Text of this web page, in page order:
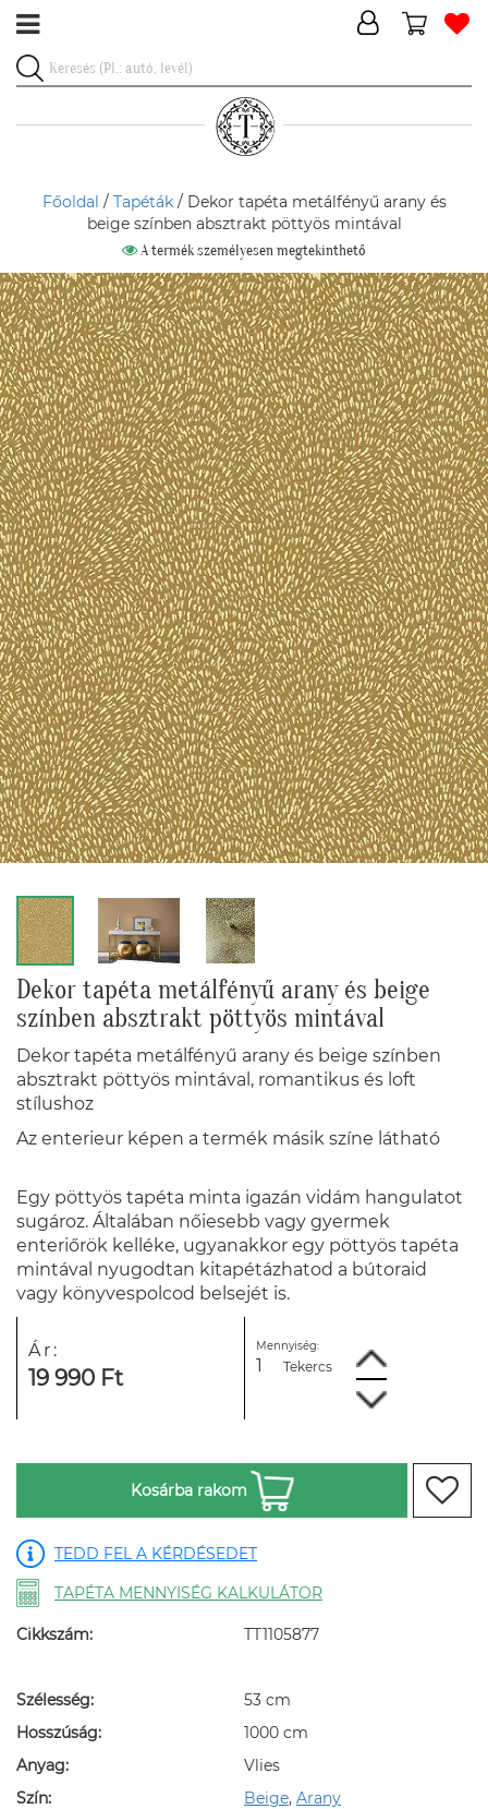
Főoldal / Tapéták/ Dekor tapéta metálfényű arany és
beige színben absztrakt pöttyös mintával
A termék személyesen megtekinthető
Dekor tapéta metálfényű arany és beige
színben absztrakt pöttyös mintával
Dekor tapéta metálfényű arany és beige színben
absztrakt pöttyös mintával, romantikus és loft
stílushoz
Az enterieur képen a termék másik színe látható
Egy pöttyös tapéta minta igazán vidám hangulatot
sugároz. Általában nőiesebb vagy gyermek
enteriőrök kelléke, ugyanakkor egy pöttyös tapéta
mintával nyugodtan kitapétázhatod a bútoraid
vagy könyvespolcod belsejét is.
Ár:
19 990 Ft
Mennyiség:
Tekercs
Kosárba rakom
TEDD FEL A KÉRDÉSEDET
TAPÉTA MENNYISÉG KALKULÁTOR
Cikkszám: TT1105877
Szélesség:
53 cm
Hosszúság:
1000 cm
Anyag:
Vlies
Szín:
Beige, Arany